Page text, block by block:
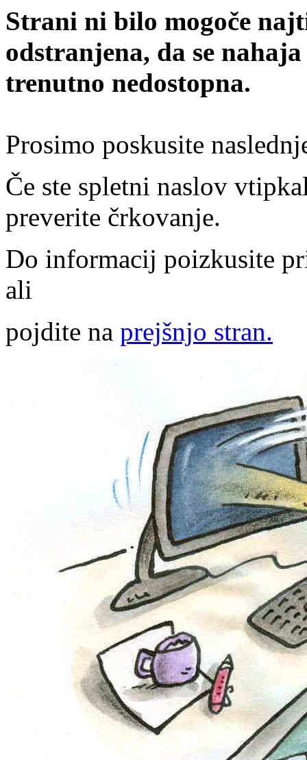
Strani ni bilo mogoče
odstranjena, da se
trenutno nedostopna.
Prosimo poskusite
Če ste spletni naslov
preverite črkovanje.
Do informacij poizkusite
ali
pojdite na prejšnjo stran.